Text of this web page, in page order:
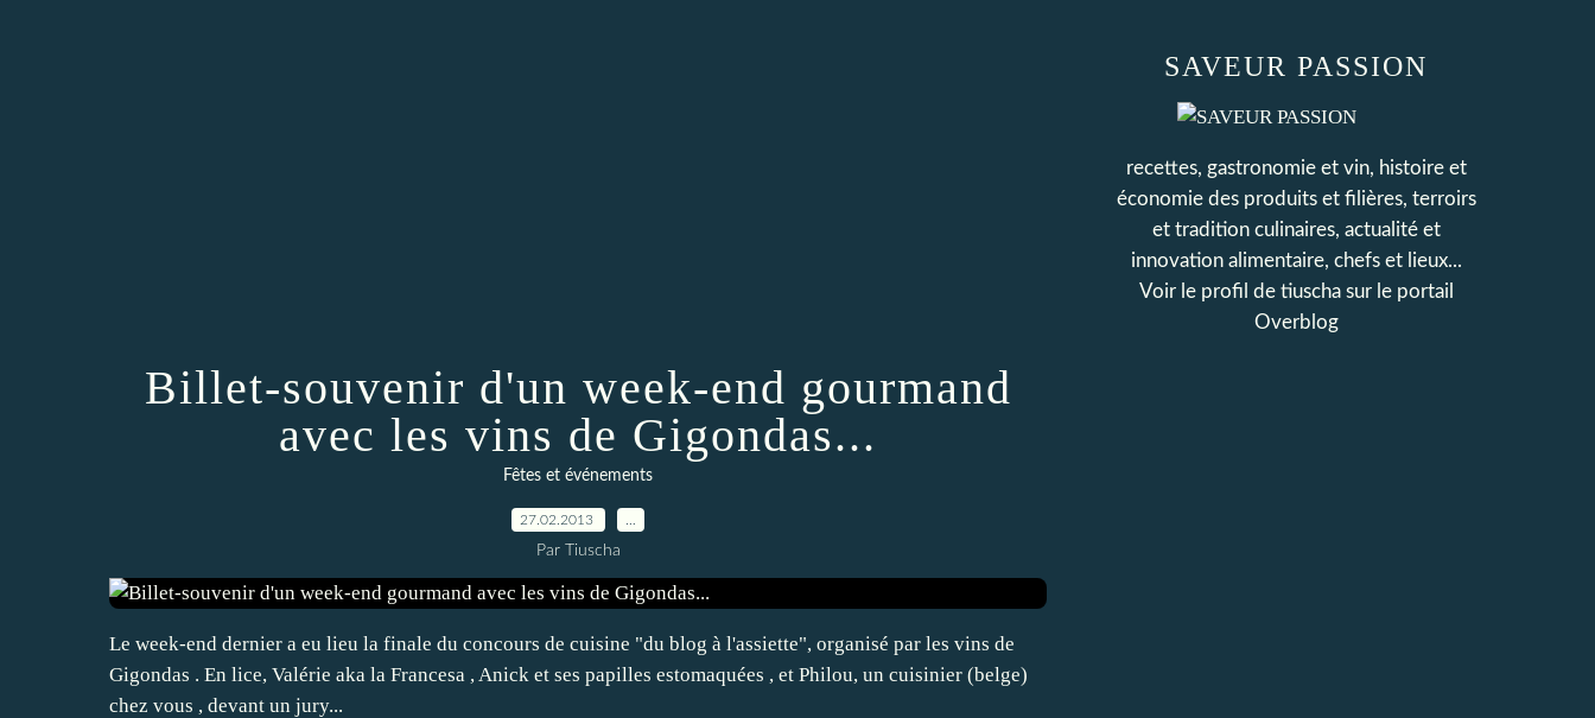
Billet-souvenir d'un week-end gourmand
avec les vins de Gigondas...
Fêtes et événements
27.02.2013
Par Tiuscha
Le week-end dernier a eu lieu la finale du concours de cuisine "du blog à l'assiette", organisé par les vins de
Gigondas . En lice, Valérie aka la Francesa , Anick et ses papilles estomaquées , et Philou, un cuisinier (belge)
chez vous , devant un jury...
SAVEUR PASSION
recettes, gastronomie et vin, histoire et
économie des produits et filières, terroirs
et tradition culinaires, actualité et
innovation alimentaire, chefs et lieux...
Voir le profil de tiuschasur le portail
Overblog